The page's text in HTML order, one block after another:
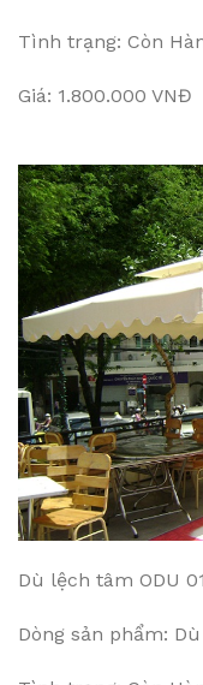
Tình trạng: Còn
Giá: 1.800.000 VNĐ
Dù lệch tâm ODU
Dòng sản phẩm: